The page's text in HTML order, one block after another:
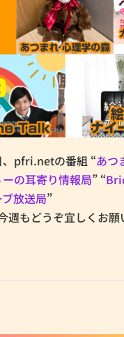
pfri.netの番組 “あつ
の耳寄り情報局” “
放送局”
週もどうぞ宜しくお願